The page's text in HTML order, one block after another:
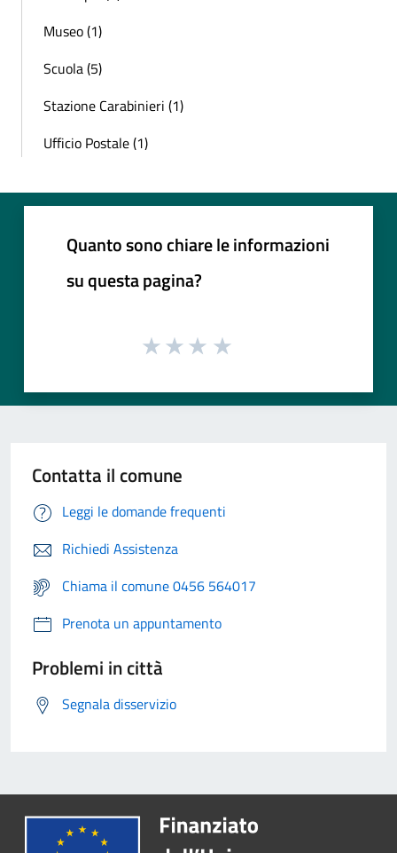
Museo (1)
Scuola (5)
Stazione Carabinieri (1)
Ufficio Postale (1)
Quanto sono chiare le informazioni
su questa pagina?
Contatta il comune
Leggi le domande frequenti
Richiedi Assistenza
Chiama il comune 0456 564017
Prenota un appuntamento
Problemi in città
Segnala disservizio